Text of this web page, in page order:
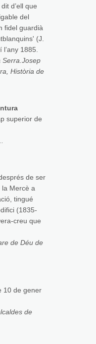
d’ell que
del
fidel guardià
(J.
1885.
Serra.Josep
Història de
superior de
de ser
la Mercè a
tingué
(1835-
creu que
de Déu de
10 de gener
de